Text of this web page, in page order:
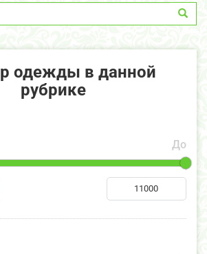
одежды в данной
рубрике
До